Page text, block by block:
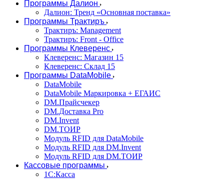
Программы Далион
Далион: Тренд «Основная поставка»
Программы Трактиръ
Трактиръ: Management
Трактиръ: Front - Office
Программы Клеверенс
Клеверенс: Магазин 15
Клеверенс: Склад 15
Программы DataMobile
DataMobile
DataMobile Маркировка + ЕГАИС
DM.Прайсчекер
DM.Доставка Pro
DM.Invent
DM.ТОИР
Модуль RFID для DataMobile
Модуль RFID для DM.Invent
Модуль RFID для DM.ТОИР
Кассовые программы
1С:Касса